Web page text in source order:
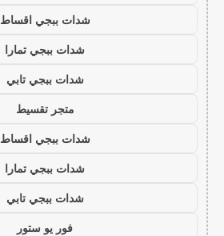
شدات ببجي اقساط
شدات ببجي تمارا
شدات ببجي تابي
متجر تقسيط
شدات ببجي اقساط
شدات ببجي تمارا
شدات ببجي تابي
فور يو ستور